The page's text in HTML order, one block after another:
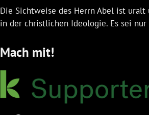
Die Sichtweise des Herrn Abel ist
in der christlichen Ideologie. Es sei
Mach mit!